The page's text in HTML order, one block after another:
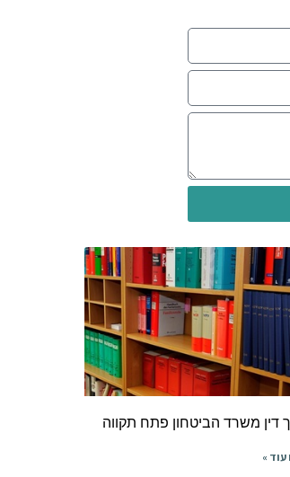
דין משרד הביטחון פתח תקווה
עוד »